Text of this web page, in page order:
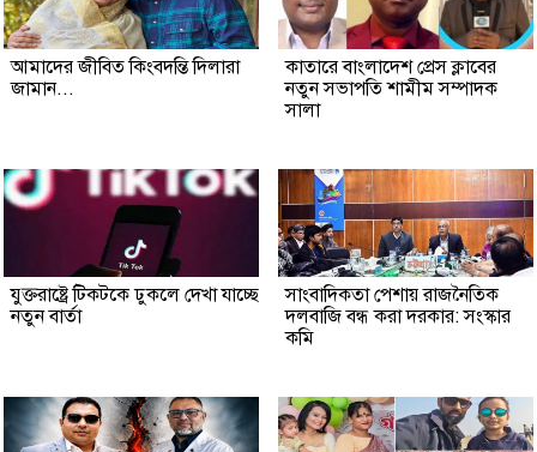
আমাদের জীবিত কিংবদন্তি দিলারা
জামান...
কাতারে বাংলাদেশ প্রেস ক্লাবের
নতুন সভাপতি শামীম সম্পাদক
সালা
যুক্তরাষ্ট্রে টিকটকে ঢুকলে দেখা যাচ্ছে
নতুন বার্তা
সাংবাদিকতা পেশায় রাজনৈতিক
দলবাজি বন্ধ করা দরকার: সংস্কার
কমি